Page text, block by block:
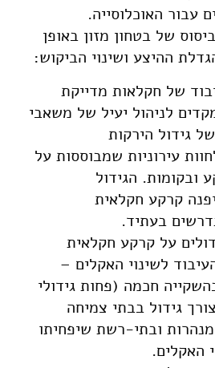
עבור האוכלוסייה.
של בטחון מזון באופן
ההיצע ושינוי הביקוש:
של חקלאות מדייקת
לניהול יעיל של משאבי
גידול הירקות
עירוניות שמבוססות על
ובקומות. הגידול
קרקע חקלאית
בעתיד.
על קרקע חקלאית
לשינוי האקלים –
חכמה (פחות גידולי
גידול בבתי צמיחה
ובתי-רשת שיפחיתו
האקלים.